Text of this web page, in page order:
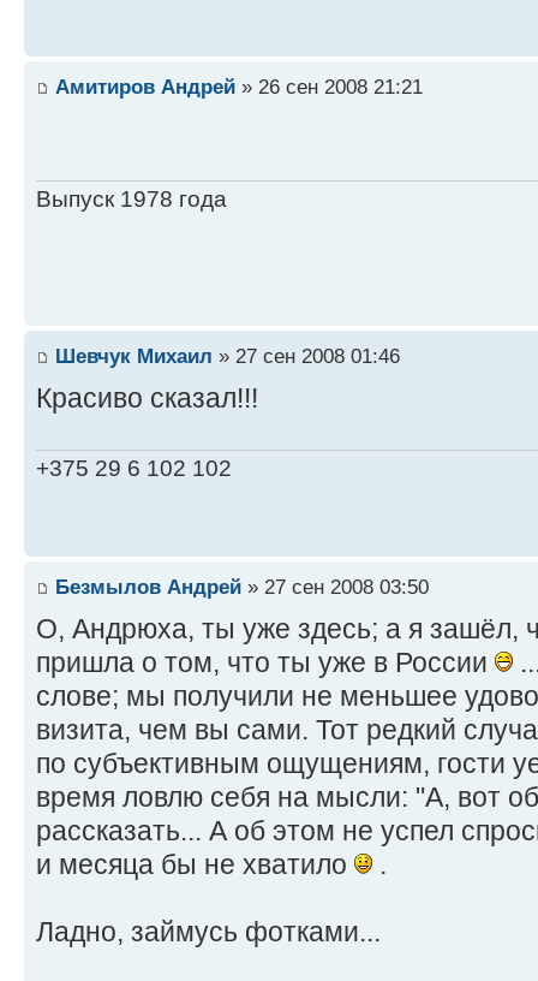
Амитиров Андрей » 26 сен 2008 21:21
Выпуск 1978 года
Шевчук Михаил » 27 сен 2008 01:46
Красиво сказал!!!
+375 29 6 102 102
Безмылов Андрей » 27 сен 2008 03:50
О, Андрюха, ты уже здесь; а я зашёл,
пришла о том, что ты уже в России
слове; мы получили не меньшее
визита, чем вы сами. Тот редкий
по субъективным ощущениям, гости
время ловлю себя на мысли: "А, вот
рассказать... А об этом не успел
и месяца бы не хватило
.
Ладно, займусь фотками...